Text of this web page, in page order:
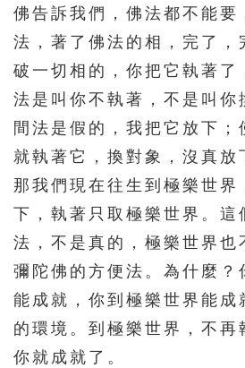
佛告訴我們，佛法都不能要
法，著了佛法的相，完了，
破一切相的，你把它執著了
法是叫你不執著，不是叫你
間法是假的，我把它放下；
就執著它，換對象，沒真放
那我們現在往生到極樂世界
下，執著只取極樂世界。這
法，不是真的，極樂世界也
彌陀佛的方便法。為什麼？
能成就，你到極樂世界能成
的環境。到極樂世界，不再
你就成就了。